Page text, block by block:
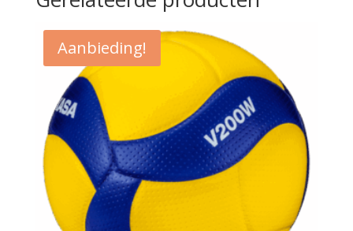
Aanbieding!